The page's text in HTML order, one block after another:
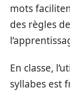
mots
des règles
En classe,
syllabes est